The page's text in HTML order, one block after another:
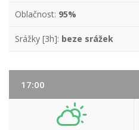
Oblačnost: 95%
Srážky [3h]: beze srážek
17:00